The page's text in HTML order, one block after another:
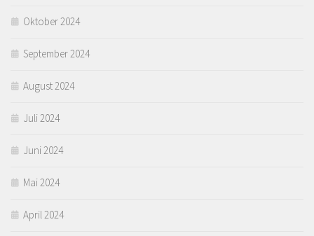
Oktober 2024
September 2024
August 2024
Juli 2024
Juni 2024
Mai 2024
April 2024